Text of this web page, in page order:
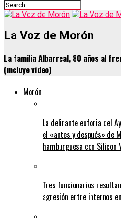
La Voz de Morón
La familia Albarreal, 80 años al
(incluye vídeo)
Morón
La delirante euforia del
el «antes y después» de
hamburguesa con Silicon
Tres funcionarios
agresión entre internos